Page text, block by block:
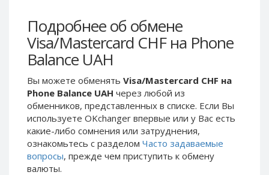
Подробнее об обмене
Visa/Mastercard CHF на Phone
Balance UAH
Вы можете обменять Visa/Mastercard CHF на
Phone Balance UAH через любой из
обменников, представленных в списке. Если Вы
используете OKchanger впервые или у Вас есть
какие-либо сомнения или затруднения,
ознакомьтесь с разделом Часто задаваемые
вопросы, прежде чем приступить к обмену
валюты.
Skril EUR
Skril INR
Skril PLN
Skril AUD
Skril NOK
Skril SEK
Paxum USD
Paxum EUR
Skril EUR
Skril INR
Skril AUD
Skril NOK
Skril SEK
Paxum USD
Paxum EUR